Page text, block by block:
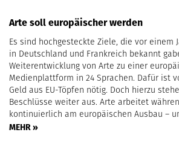
Arte soll europäischer werden
Es sind hochgesteckte Ziele, die vor einem
in Deutschland und Frankreich bekannt
Weiterentwicklung von Arte zu einer
Medienplattform in 24 Sprachen. Dafür ist
Geld aus EU-Töpfen nötig. Doch hierzu
Beschlüsse weiter aus. Arte arbeitet
kontinuierlich am europäischen Ausbau –
MEHR »